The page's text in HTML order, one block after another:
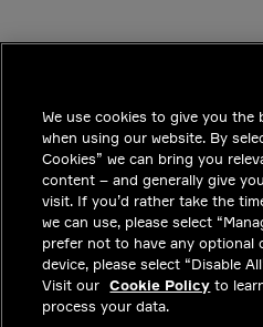
INDUSTRIES
APPROFONDIMENTI
SOLUZIONI
POSIZIONI
INVESTITORI
We use cookies to give you the
when using our website. By
Cookies” we can bring you
content – and generally give
visit. If you’d rather take the
we can use, please select
prefer not to have any optional
device, please select “Disable
Visit our Cookie Policy to
process your data.